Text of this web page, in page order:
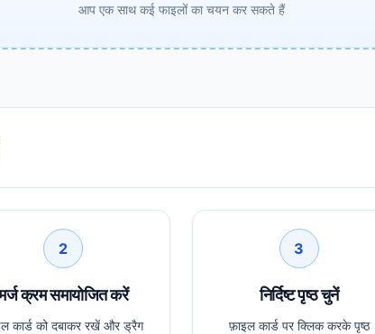
आप एक साथ कई फाइलों का चयन कर सकते हैं
2
क्रम समायोजित करें
कार्ड को दबाकर रखें और ड्रैग
3
निर्दिष्ट पृष्ठ चुनें
फ़ाइल कार्ड पर क्लिक करके पृष्ठ